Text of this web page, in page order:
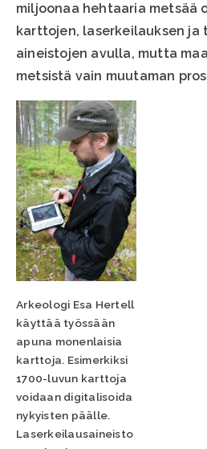
miljoonaa hehtaaria metsää
karttojen, laserkeilauksen ja
aineistojen avulla, mutta
metsistä vain muutaman
Arkeologi Esa Hertell
käyttää työssään
apuna monenlaisia
karttoja. Esimerkiksi
1700-luvun karttoja
voidaan digitalisoida
nykyisten päälle.
Laserkeilausaineisto